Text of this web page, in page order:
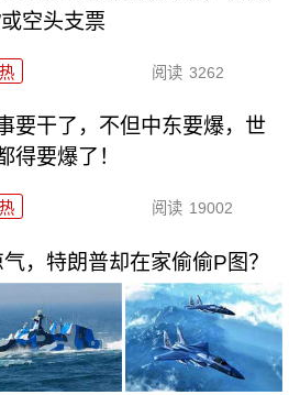
或空头支票
阅读 3262
要干了，不但中东要爆，世
得要爆了！
阅读 19002
，特朗普却在家偷偷P图？